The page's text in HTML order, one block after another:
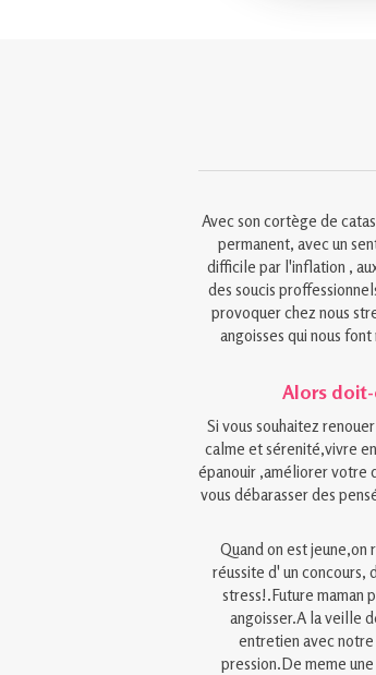
Avec son cortège de
permanent, avec un
difficile par l'inflation ,
des soucis
provoquer chez nous
angoisses qui nous
Alors doit-
Si vous souhaitez
calme et sérenité,vivre
épanouir ,améliorer votre
vous débarasser des
Quand on est jeune,on
réussite d' un concours,
stress!.Future maman
angoisser.A la veille
entretien avec
pression.De meme